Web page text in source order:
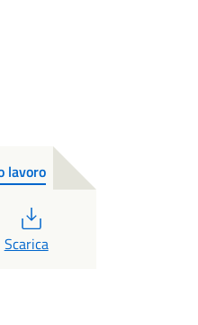
lavoro
Scarica